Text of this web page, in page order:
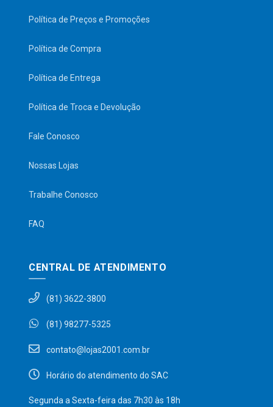
Política de Preços e Promoções
Política de Compra
Política de Entrega
Política de Troca e Devolução
Fale Conosco
Nossas Lojas
Trabalhe Conosco
FAQ
CENTRAL DE ATENDIMENTO
(81) 3622-3800
(81) 98277-5325
contato@lojas2001.com.br
Horário do atendimento do SAC
Segunda a Sexta-feira das 7h30 às 18h